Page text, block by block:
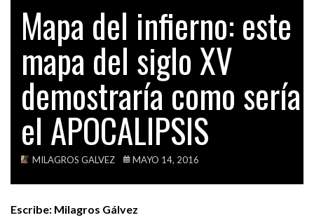
TECH
VIDEOS
ALGUIEN TENÍA QUE DECIR ESTA VERDAD A…
ACTUALIDAD
BASE MILITAR CHILENA EN LA FRONTERA CON…
POLÍTICA
CHILE INSTALA UNA MODERNA BASE MILITAR EN…
Mapa del infierno: este
mapa del siglo XV
demostraría como sería
el APOCALIPSIS
MILAGROS GALVEZ MAYO 14, 2016
Escribe: Milagros Gálvez